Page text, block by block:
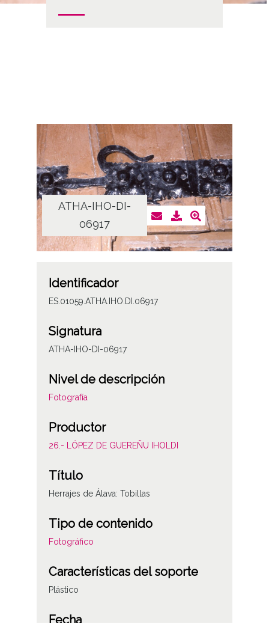
ATHA-IHO-DI-
06917
Identificador
ES.01059.ATHA.IHO.DI.06917
Signatura
ATHA-IHO-DI-06917
Nivel de descripción
Fotografía
Productor
26.- LÓPEZ DE GUEREÑU IHOLDI
Título
Herrajes de Álava: Tobillas
Tipo de contenido
Fotográfico
Características del soporte
Plástico
Fecha